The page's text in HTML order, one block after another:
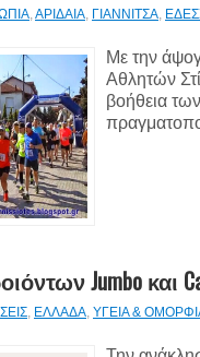
,ΑΡΙΔΑΙΑ, ΓΙΑΝΝΙΤΣΑ,
Με την
Αθλητών
βοήθεια
Jumbo
, ΕΛΛΑΔΑ, ΥΓΕΙΑ &